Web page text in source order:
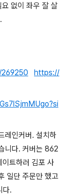
없이 좌우 잘 살
https://
레인커버. 설치하
니다. 커버는 862
트하러 김포 사
일단 주문만 했고
다.